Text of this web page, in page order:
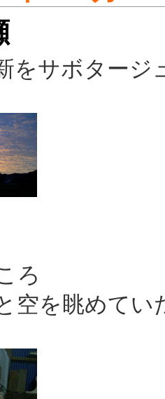
をサボタージ
ろ
空を眺めてい